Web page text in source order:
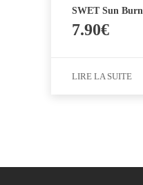
SWET Sun Burn
7.90€
LIRE LA SUITE